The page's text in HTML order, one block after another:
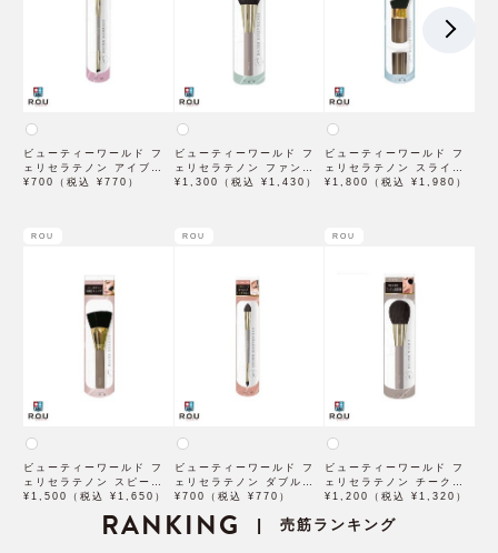
ビューティーワールド フ
ェリセラテノン アイブロ
ウブラシ FETN703
¥700（税込 ¥770）
ビューティーワールド フ
ェリセラテノン ファンデ
ブラシ FETN1300
¥1,300（税込 ¥1,430）
ビューティーワールド フ
ェリセラテノン スライド
ブラシ FETN1800
¥1,800（税込 ¥1,980）
ROU
ビューティーワールド フ
ェリセラテノン スピーデ
ィーファンデブラシ
¥1,500（税込 ¥1,650）
ROU
ビューティーワールド フ
ェリセラテノン ダブルア
イシャドウブラシ ポイン
¥700（税込 ¥770）
ROU
ビューティーワールド フ
ェリセラテノン チークブ
ラシ FETN1200
¥1,200（税込 ¥1,320）
RANKING | 売筋ランキング